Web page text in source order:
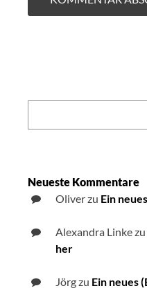
Neueste Kommentare
Oliverzu Ein
Alexandra Linkezu
her
Jörgzu Ein neues